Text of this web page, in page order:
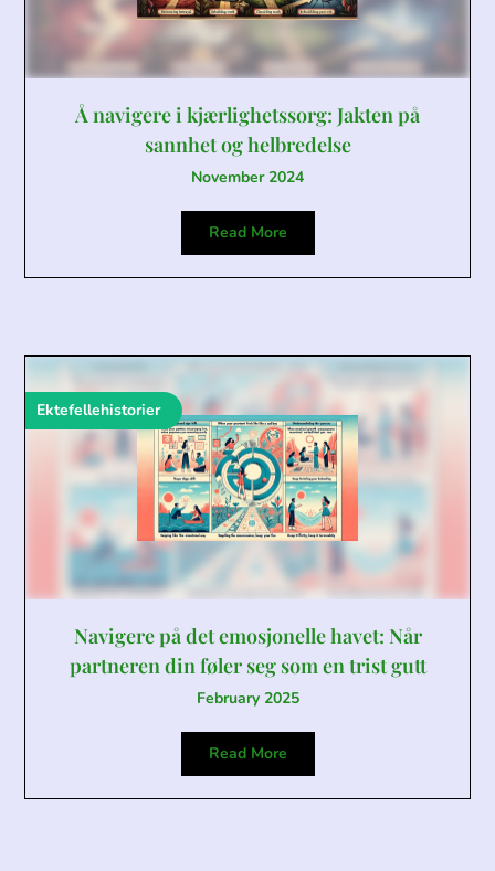
Å navigere i kjærlighetssorg: Jakten på
sannhet og helbredelse
November 2024
Read More
Ektefellehistorier
Navigere på det emosjonelle havet: Når
partneren din føler seg som en trist gutt
February 2025
Read More